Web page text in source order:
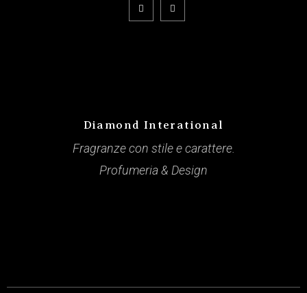
Diamond Interational
Fragranze con stile e carattere.
Profumeria & Design